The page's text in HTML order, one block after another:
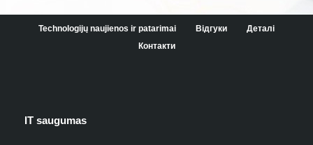
Technologijų naujienos ir patarimai Відгуки
Деталі
Контакти
IT saugumas